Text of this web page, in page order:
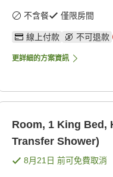
不含餐 僅限房間
線上付款 不可退款
更詳細的方案資訊
Room, 1 King Bed,
Transfer Shower)
8月21日 前可免費取消